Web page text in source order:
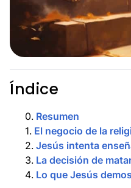
Índice
0. Resumen
1. El negocio de la
2. Jesús intenta
3. La decisión de
4. Lo que Jesús